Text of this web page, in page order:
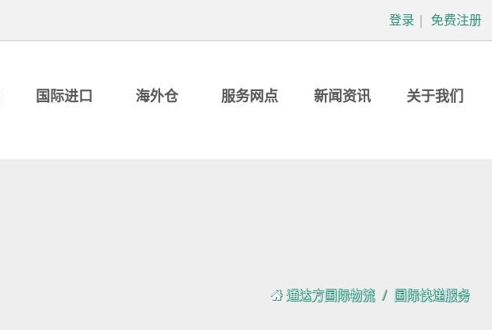
登录 | 免费注册
国际进口 海外仓 服务网点 新闻资讯 关于我们
通达方国际物流 国际快递服务